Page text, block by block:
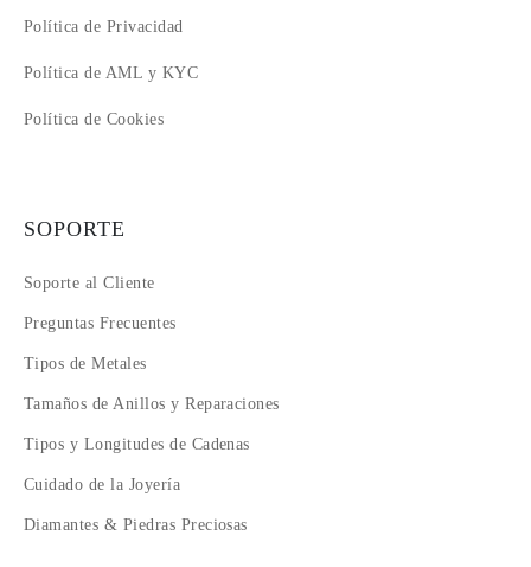
Política de Privacidad
Política de AML y KYC
Política de Cookies
SOPORTE
Soporte al Cliente
Preguntas Frecuentes
Tipos de Metales
Tamaños de Anillos y Reparaciones
Tipos y Longitudes de Cadenas
Cuidado de la Joyería
Diamantes & Piedras Preciosas